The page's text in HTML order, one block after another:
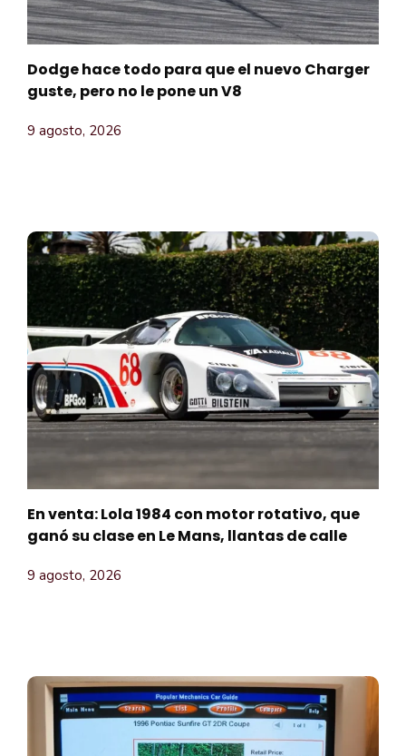
Dodge hace todo para que el nuevo Charger
guste, pero no le pone un V8
9 agosto, 2026
En venta: Lola 1984 con motor rotativo, que
ganó su clase en Le Mans, llantas de calle
9 agosto, 2026